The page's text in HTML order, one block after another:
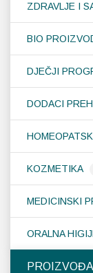
ZDRAVLJE I
BIO
DJEČJI
DODACI
KOZMETIKA
MEDICINSKI
ORALNA